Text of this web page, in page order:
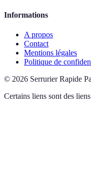
Informations
A propos
Contact
Mentions légales
Politique de
© 2026 Serrurier Rapide
Certains liens sont des